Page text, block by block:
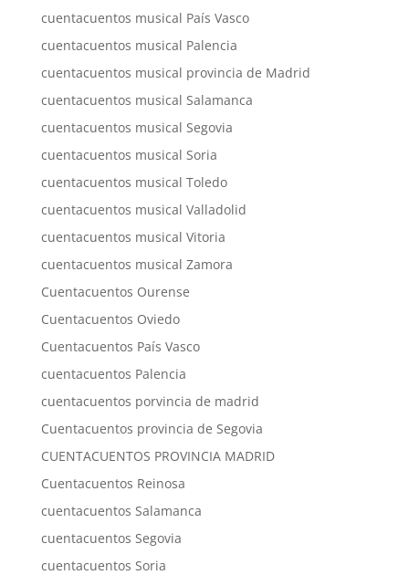
cuentacuentos musical País Vasco
cuentacuentos musical Palencia
cuentacuentos musical provincia de Madrid
cuentacuentos musical Salamanca
cuentacuentos musical Segovia
cuentacuentos musical Soria
cuentacuentos musical Toledo
cuentacuentos musical Valladolid
cuentacuentos musical Vitoria
cuentacuentos musical Zamora
Cuentacuentos Ourense
Cuentacuentos Oviedo
Cuentacuentos País Vasco
cuentacuentos Palencia
cuentacuentos porvincia de madrid
Cuentacuentos provincia de Segovia
CUENTACUENTOS PROVINCIA MADRID
Cuentacuentos Reinosa
cuentacuentos Salamanca
cuentacuentos Segovia
cuentacuentos Soria